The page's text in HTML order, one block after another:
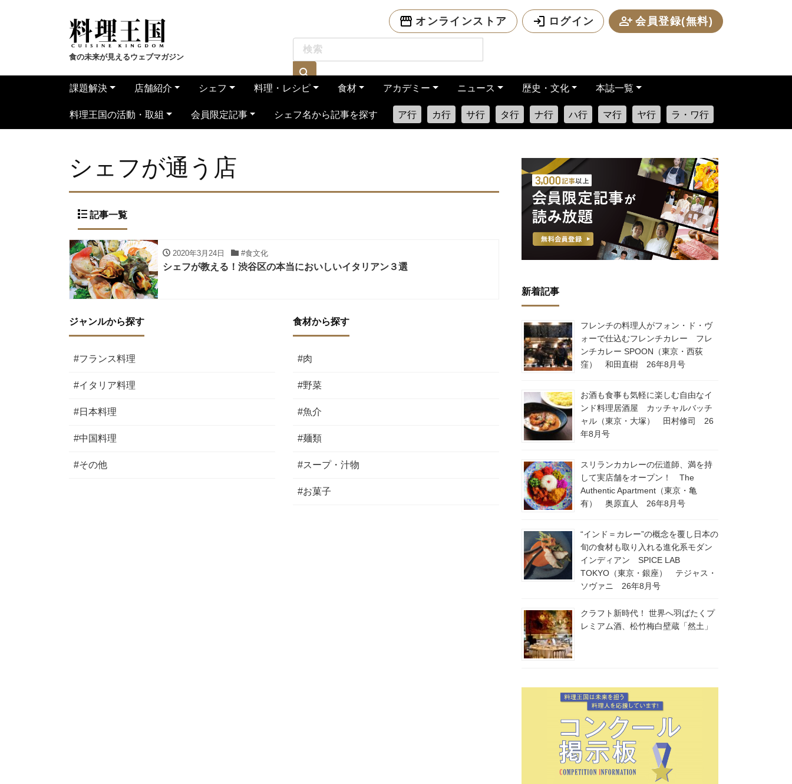
食の未来が見えるウェブマガジン
オンラインストア ログイン 会員登録(無料)
課題解決 店舗紹介 シェフ 料理・レシピ 食材 アカデミー ニュース 歴史・文化 本誌一覧
料理王国の活動・取組 会員限定記事 シェフ名から記事を探す ア行 カ行 サ行 タ行 ナ行 ハ行 マ行 ヤ行 ラ・ワ行
シェフが通う店
記事一覧
2020年3月24日 #食文化
シェフが教える！渋谷区の本当においしいイタリアン３選
ジャンルから探す
#フランス料理
#イタリア料理
#日本料理
#中国料理
#その他
食材から探す
#肉
#野菜
#魚介
#麺類
#スープ・汁物
#お菓子
新着記事
フレンチの料理人がフォン・ド・ヴ
ォーで仕込むフレンチカレー フレ
ンチカレー SPOON（東京・西荻
窪） 和田直樹 26年8月号
お酒も食事も気軽に楽しむ自由なイ
ンド料理居酒屋 カッチャルバッチ
ャル（東京・大塚） 田村修司 26
年8月号
スリランカカレーの伝道師、満を持
して実店舗をオープン！ The
Authentic Apartment（東京・亀
有） 奥原直人 26年8月号
“インド＝カレー”の概念を覆し日本の
旬の食材も取り入れる進化系モダン
インディアン SPICE LAB
TOKYO（東京・銀座） テジャス・
ソヴァニ 26年8月号
クラフト新時代！ 世界へ羽ばたくプ
レミアム酒、松竹梅白壁蔵「然土」